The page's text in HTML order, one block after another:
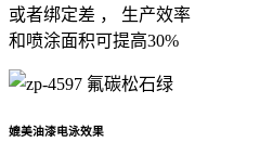
或者绑定差 ， 生产效率
和喷涂面积可提高30%
媲美油漆电泳效果